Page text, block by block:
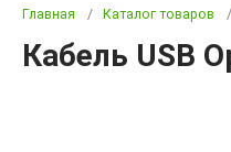
Главная Каталог товаров
Кабель USB